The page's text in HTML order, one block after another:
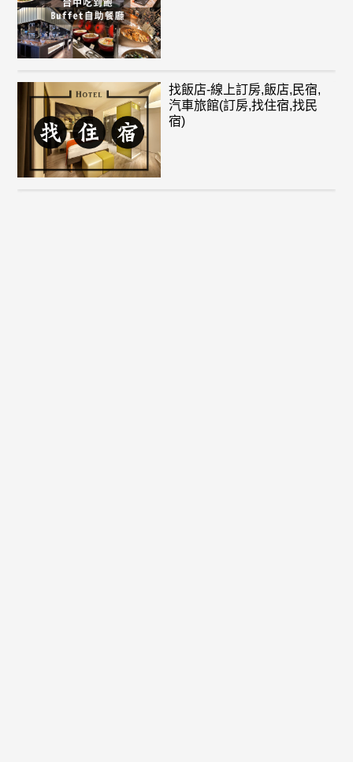
找飯店-線上訂房,飯店,民宿,
汽車旅館(訂房,找住宿,找民
宿)